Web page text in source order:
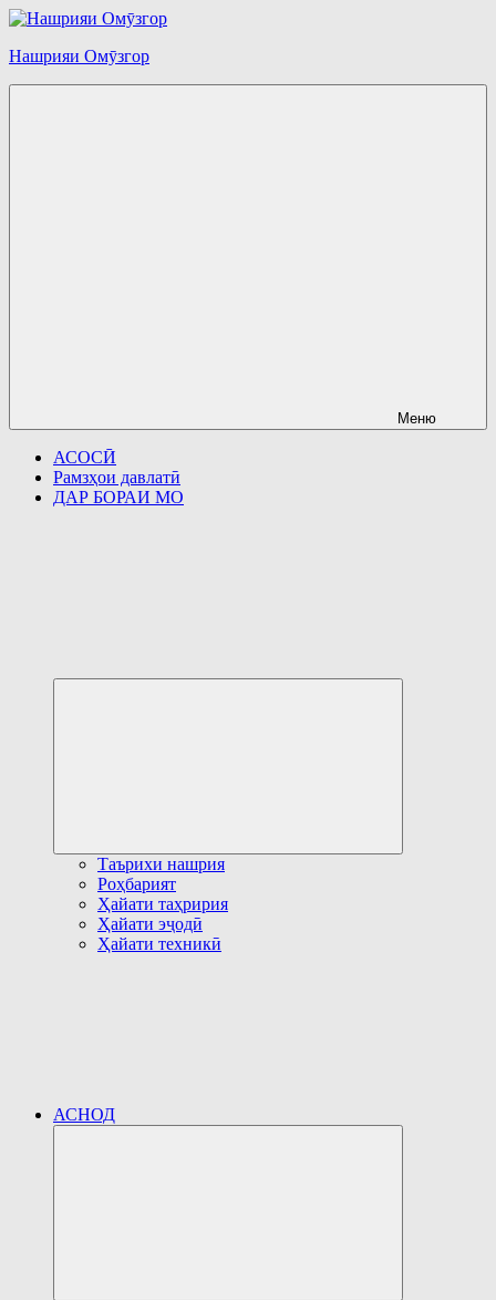
Перейти
содержимому
Нашрияи Омӯзгор
Меню
АСОСӢ
Рамзҳои давлатӣ
ДАР БОРАИ МО
Таърихи нашрия
Роҳбарият
Ҳайати таҳририя
Ҳайати эҷодӣ
Ҳайати техникӣ
АСНОД